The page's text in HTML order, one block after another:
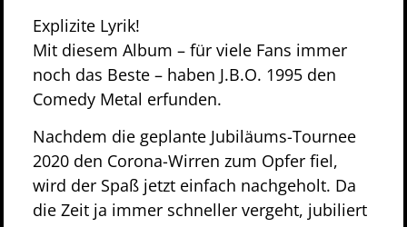
Explizite Lyrik!
Mit diesem Album – für viele Fans immer
noch das Beste – haben J.B.O. 1995 den
Comedy Metal erfunden.
Nachdem die geplante Jubiläums-Tournee
2020 den Corona-Wirren zum Opfer fiel,
wird der Spaß jetzt einfach nachgeholt. Da
die Zeit ja immer schneller vergeht, jubiliert